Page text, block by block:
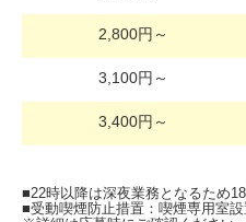
2,800円～
3,100円～
3,400円～